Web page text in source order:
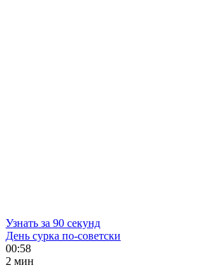
Узнать за 90 секунд
День сурка по-советски
00:58
2 мин